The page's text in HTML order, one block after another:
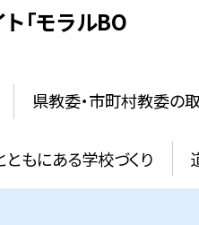
「モラルBO
県教委・市町村教委の
ともにある学校づくり